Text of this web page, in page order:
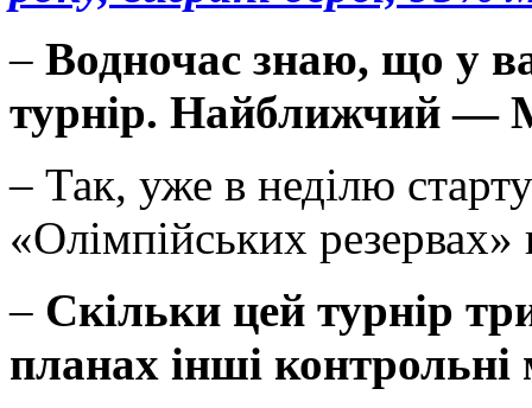
– Водночас знаю, що у
турнір. Найближчий —
– Так, уже в неділю
«Олімпійських
– Скільки цей турнір
планах інші контрольні